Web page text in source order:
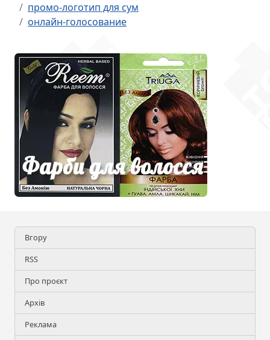
промо-логотип для сум
онлайн-голосование
Вгору
RSS
Про проєкт
Архів
Реклама